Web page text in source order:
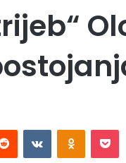
Reddit VKontakte